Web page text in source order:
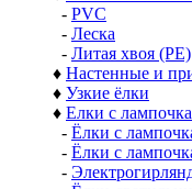
- PVC
- Леска
- Литая хвоя (РЕ)
♦ Настенные и
♦ Узкие ёлки
♦ Елки с
- Ёлки с
- Ёлки с
-